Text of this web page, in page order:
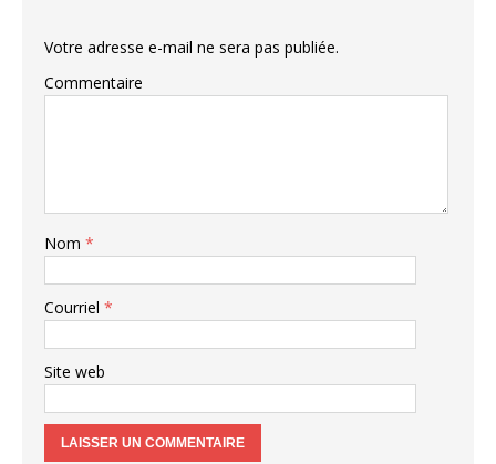
Votre adresse e-mail ne sera pas publiée.
Commentaire
Nom *
Courriel *
Site web